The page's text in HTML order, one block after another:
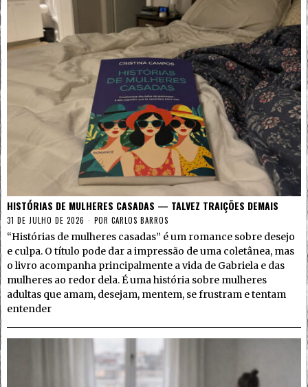
HISTÓRIAS DE MULHERES CASADAS — TALVEZ TRAIÇÕES DEMAIS
31 DE JULHO DE 2026 POR CARLOS BARROS
“Histórias de mulheres casadas” é um romance sobre desejo
e culpa. O título pode dar a impressão de uma coletânea, mas
o livro acompanha principalmente a vida de Gabriela e das
mulheres ao redor dela. É uma história sobre mulheres
adultas que amam, desejam, mentem, se frustram e tentam
entender